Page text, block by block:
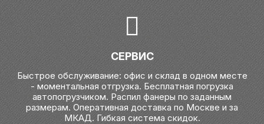
СЕРВИС
Быстрое обслуживание: офис и склад в одном месте
- моментальная отгрузка. Бесплатная погрузка
автопогрузчиком. Распил фанеры по заданным
размерам. Оперативная доставка по Москве и за
МКАД. Гибкая система скидок.